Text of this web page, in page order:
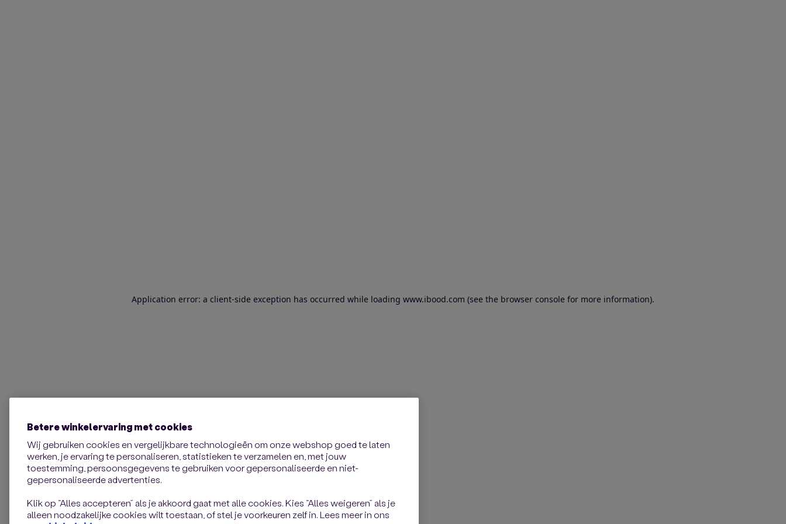
Application error: a client-side exception has occurred while loading www.ibood.com (see the browser console for more information).
Betere winkelervaring met cookies
Wij gebruiken cookies en vergelijkbare technologieën om onze webshop goed te laten
werken, je ervaring te personaliseren, statistieken te verzamelen en, met jouw
toestemming, persoonsgegevens te gebruiken voor gepersonaliseerde en niet-
gepersonaliseerde advertenties.
Klik op “Alles accepteren” als je akkoord gaat met alle cookies. Kies “Alles weigeren” als je
alleen noodzakelijke cookies wilt toestaan, of stel je voorkeuren zelf in. Lees meer in ons